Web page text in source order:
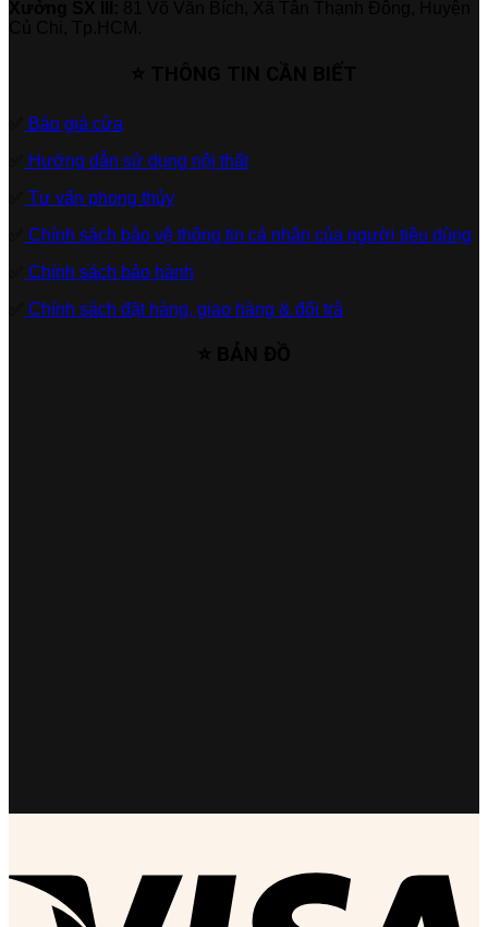
Báo giá cửa
Hướng dẫn sử dụng nội thất
Tư vấn phong thủy
Chính sách bảo vệ thông tin cá nhân của người tiêu dùng
Chính sách bảo hành
Chính sách đặt hàng, giao hàng & đổi trả